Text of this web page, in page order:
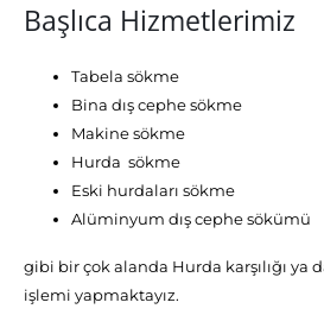
Başlıca Hizmetlerimiz
Tabela sökme
Bina dış cephe sökme
Makine sökme
Hurda sökme
Eski hurdaları sökme
Alüminyum dış cephe sökümü
gibi bir çok alanda Hurda karşılığı ya
işlemi yapmaktayız.